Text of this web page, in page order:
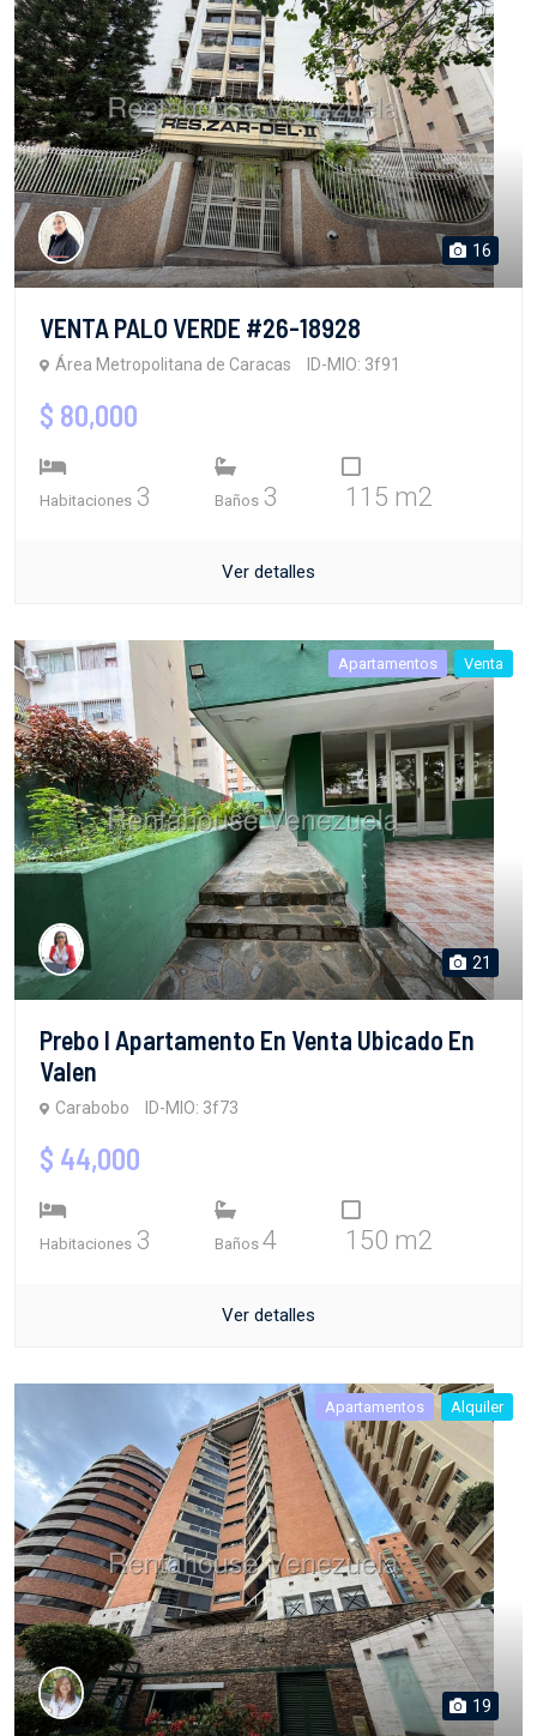
16
VENTA PALO VERDE #26-18928
Área Metropolitana de Caracas ID-MIO: 3f91
$ 80,000
Habitaciones 3 Baños 3 115 m2
Ver detalles
Apartamentos Venta
21
Prebo I Apartamento En Venta Ubicado En
Valen
Carabobo ID-MIO: 3f73
$ 44,000
Habitaciones 3 Baños 4 150 m2
Ver detalles
Apartamentos Alquiler
19